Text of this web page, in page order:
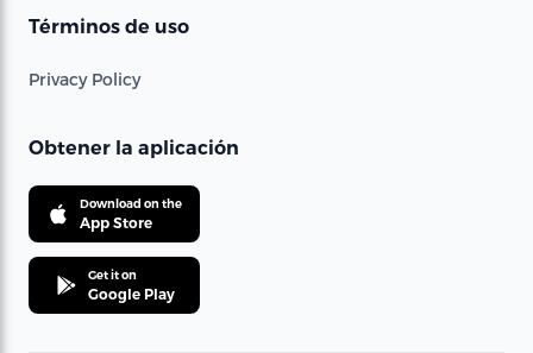
Términos de uso
Privacy Policy
Obtener la aplicación
Download on the
App Store
Get it on
Google Play